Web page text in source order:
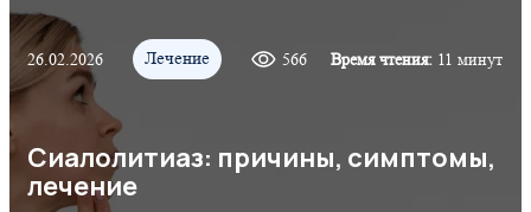
26.02.2026 Лечение 566 Время чтения: 11 минут
Сиалолитиаз: причины, симптомы,
лечение